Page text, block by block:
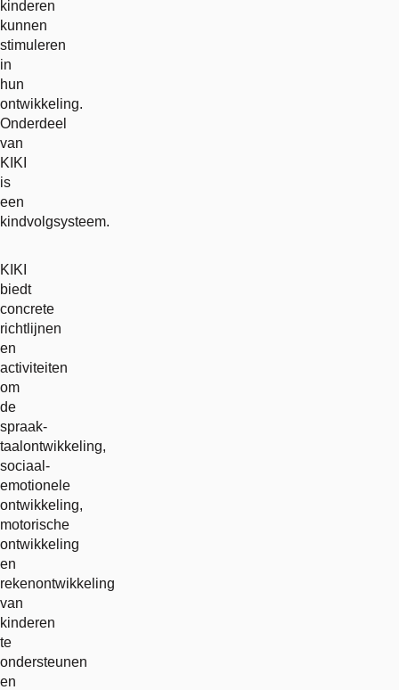
kinderen
kunnen
stimuleren
in
hun
ontwikkeling.
Onderdeel
van
KIKI
is
een
kindvolgsysteem.
KIKI
biedt
concrete
richtlijnen
en
activiteiten
om
de
spraak-
taalontwikkeling,
sociaal-
emotionele
ontwikkeling,
motorische
ontwikkeling
en
rekenontwikkeling
van
kinderen
te
ondersteunen
en